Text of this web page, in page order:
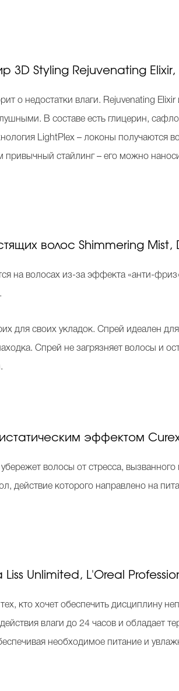
3D Styling Rejuvenating Elixir,
о недостатки влаги. Rejuvenating
В составе есть глицерин,
LightPlex – локоны
привычный стайлинг – его можно
волос Shimmering Mist,
на волосах из-за эффекта «анти-
для своих укладок. Спрей идеален
Спрей не загрязняет волосы и
эффектом Curex
волосы от стресса,
действие которого направлено на
Unlimited, L'Oreal
кто хочет обеспечить дисциплину
влаги до 24 часов и
необходимое питание и